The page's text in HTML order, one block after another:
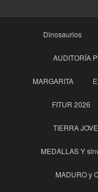
Dinosaurios
AUDITORÍA
MARGARITA
FITUR 2026
TIERRA
MEDALLAS Y
MADURO y